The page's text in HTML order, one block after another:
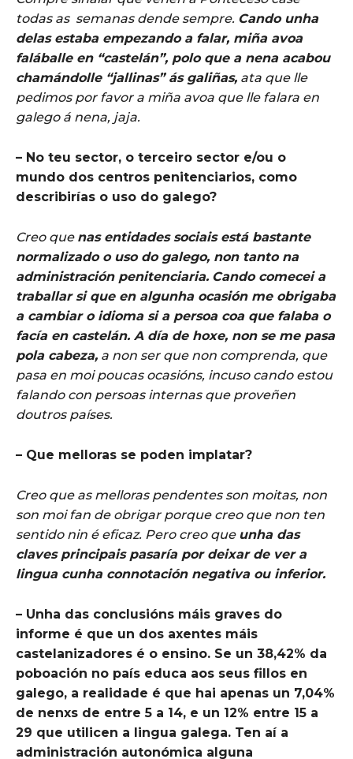
todas as semanas dende sempre. Cando unha
delas estaba empezando a falar, miña avoa
faláballe en “castelán”, polo que a nena acabou
chamándolle “jallinas” ás galiñas, ata que lle
pedimos por favor a miña avoa que lle falara en
galego á nena, jaja.
– No teu sector, o terceiro sector e/ou o
mundo dos centros penitenciarios, como
describirías o uso do galego?
Creo que nas entidades sociais está bastante
normalizado o uso do galego, non tanto na
administración penitenciaria. Cando comecei a
traballar si que en algunha ocasión me obrigaba
a cambiar o idioma si a persoa coa que falaba o
facía en castelán. A día de hoxe, non se me pasa
pola cabeza, a non ser que non comprenda, que
pasa en moi poucas ocasións, incuso cando estou
falando con persoas internas que proveñen
doutros países.
– Que melloras se poden implatar?
Creo que as melloras pendentes son moitas, non
son moi fan de obrigar porque creo que non ten
sentido nin é eficaz. Pero creo que unha das
claves principais pasaría por deixar de ver a
lingua cunha connotación negativa ou inferior.
– Unha das conclusións máis graves do
informe é que un dos axentes máis
castelanizadores é o ensino. Se un 38,42% da
poboación no país educa aos seus fillos en
galego, a realidade é que hai apenas un 7,04%
de nenxs de entre 5 a 14, e un 12% entre 15 a
29 que utilicen a lingua galega. Ten aí a
administración autonómica alguna